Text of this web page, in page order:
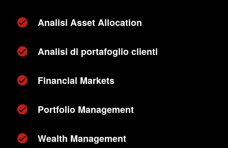
Analisi Asset Allocation
Analisi di portafoglio clienti
Financial Markets
Portfolio Management
Wealth Management